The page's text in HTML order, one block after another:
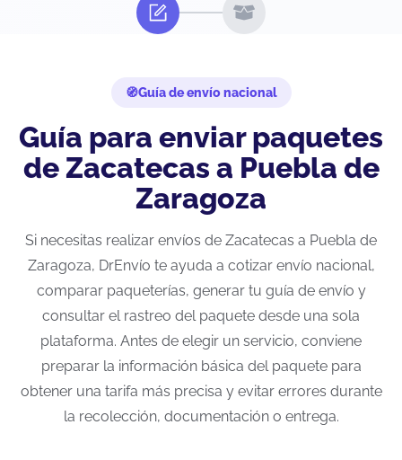
Guía de envío nacional
Guía para enviar paquetes
de Zacatecas a Puebla de
Zaragoza
Si necesitas realizar envíos de Zacatecas a Puebla de
Zaragoza, DrEnvío te ayuda a cotizar envío nacional,
comparar paqueterías, generar tu guía de envío y
consultar el rastreo del paquete desde una sola
plataforma. Antes de elegir un servicio, conviene
preparar la información básica del paquete para
obtener una tarifa más precisa y evitar errores durante
la recolección, documentación o entrega.